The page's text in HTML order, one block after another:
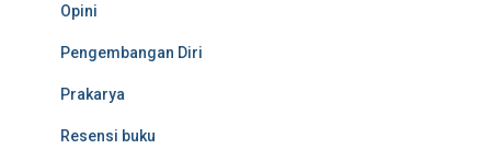
Opini
Pengembangan Diri
Prakarya
Resensi buku